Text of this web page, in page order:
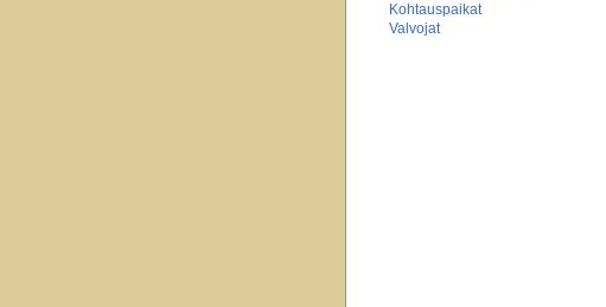
Kohtauspaikat
Valvojat